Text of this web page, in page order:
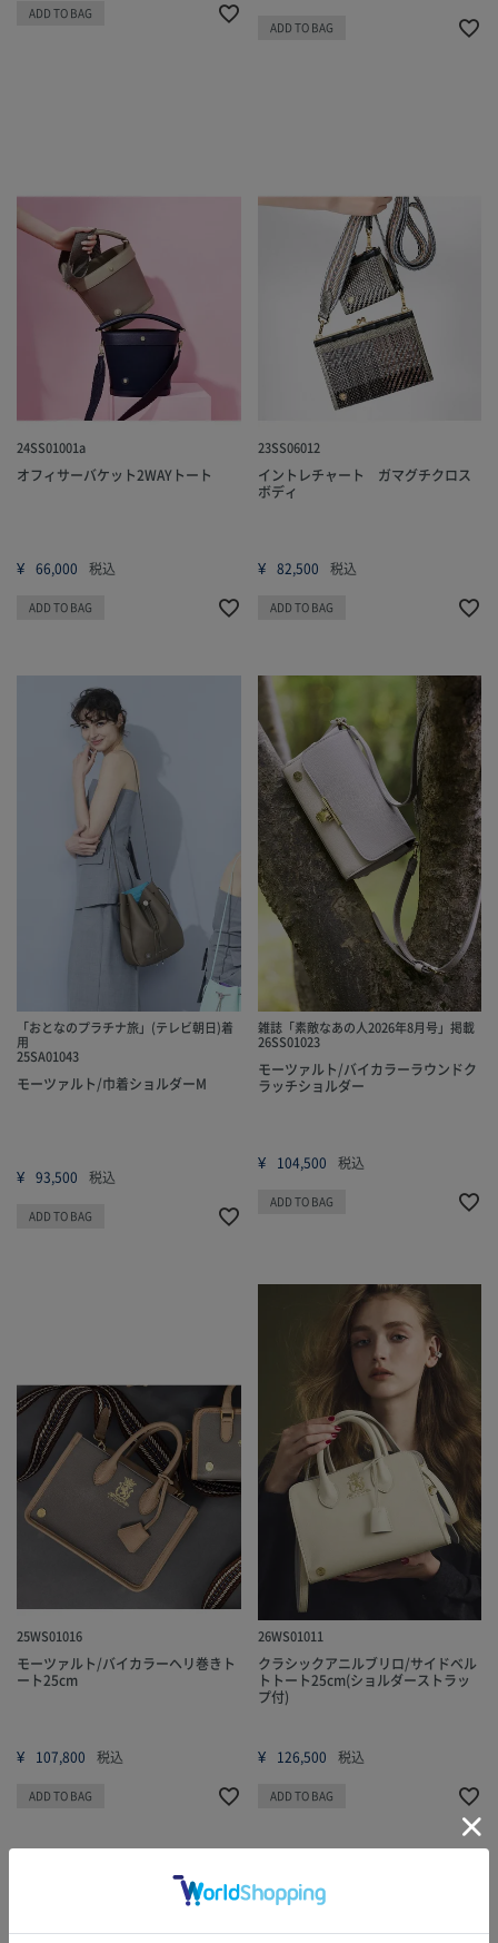
ADD TO BAG
ADD TO BAG
24SS01001a
オフィサーバケット2WAYトート
¥ 66,000 税込
ADD TO BAG
23SS06012
イントレチャート ガマグチクロス
ボディ
¥ 82,500 税込
ADD TO BAG
「おとなのプラチナ旅」(テレビ朝日)着
用
25SA01043
モーツァルト/巾着ショルダーM
¥ 93,500 税込
ADD TO BAG
雑誌「素敵なあの人2026年8月号」掲載
26SS01023
モーツァルト/バイカラーラウンドク
ラッチショルダー
¥ 104,500 税込
ADD TO BAG
25WS01016
モーツァルト/バイカラーヘリ巻きト
ート25cm
¥ 107,800 税込
ADD TO BAG
26WS01011
クラシックアニルブリロ/サイドベル
トトート25cm(ショルダーストラッ
プ付)
¥ 126,500 税込
ADD TO BAG